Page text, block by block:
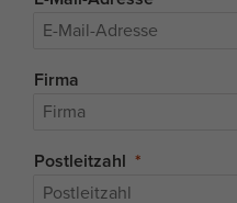
Firma
Postleitzahl